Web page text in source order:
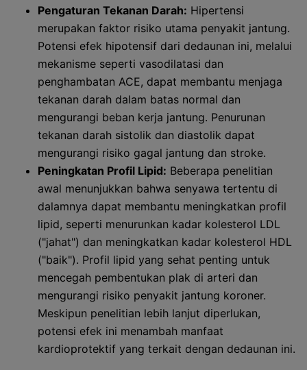
Pengaturan Tekanan Darah: Hipertensi
merupakan faktor risiko utama penyakit jantung.
Potensi efek hipotensif dari dedaunan ini, melalui
mekanisme seperti vasodilatasi dan
penghambatan ACE, dapat membantu menjaga
tekanan darah dalam batas normal dan
mengurangi beban kerja jantung. Penurunan
tekanan darah sistolik dan diastolik dapat
mengurangi risiko gagal jantung dan stroke.
Peningkatan Profil Lipid: Beberapa penelitian
awal menunjukkan bahwa senyawa tertentu di
dalamnya dapat membantu meningkatkan profil
lipid, seperti menurunkan kadar kolesterol LDL
("jahat") dan meningkatkan kadar kolesterol HDL
("baik"). Profil lipid yang sehat penting untuk
mencegah pembentukan plak di arteri dan
mengurangi risiko penyakit jantung koroner.
Meskipun penelitian lebih lanjut diperlukan,
potensi efek ini menambah manfaat
kardioprotektif yang terkait dengan dedaunan ini.